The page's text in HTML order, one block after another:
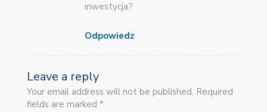
inwestycja?
Odpowiedz
Leave a reply
Your email address will not be published. Required
fields are marked *